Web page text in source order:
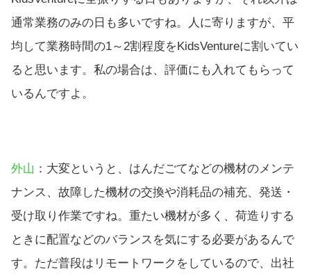
通常業務のみの日も多いですね。人に寄りますが、平
均して業務時間の1～2割程度をKidsVentureに割いてい
ると思います。私の場合は、評価にも入れてもらって
いるんですよ。
外山 ：大変というと、はんだごてなどの機材のメンテ
ナンス、故障した機材の交換や消耗品の補充、発送・
受け取り作業ですね。重たい機材が多く、荷造りする
ときに配置などのバランスを気にする必要があるんで
す。ただ普段はリモートワークをしているので、出社